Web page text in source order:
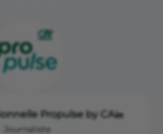
du personnel des cabinets
Edition 2024
la santé
Propulse by CA
Journaliste